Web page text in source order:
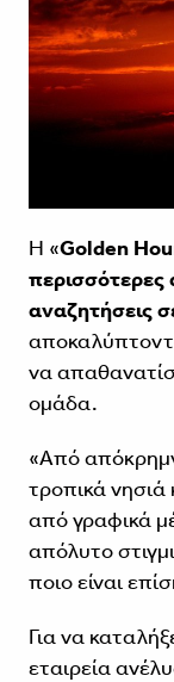
Η «Golden Hou
περισσότερες
αναζητήσεις
να
ομάδα.
«Από
τροπικά
από γραφικά
απόλυτο
ποιο είναι
Για να
εταιρεία